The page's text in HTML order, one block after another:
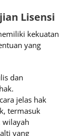
Lisensi
kekuatan
yang
dan
jelas hak
termasuk
wilayah
yang